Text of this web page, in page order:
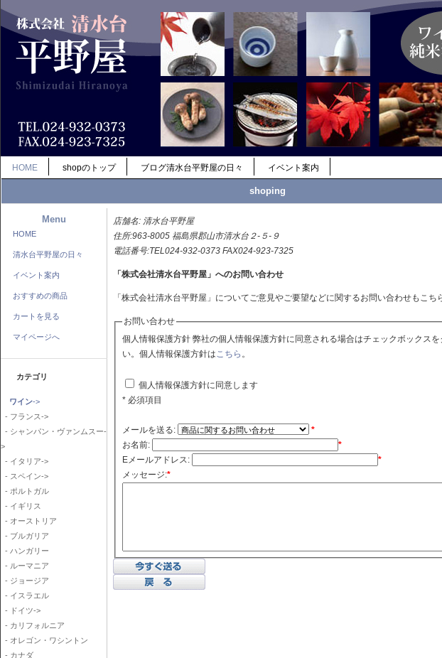
HOME shopのトップ ブログ清水台平野屋の日々 イベント案内
shoping
Menu
HOME
清水台平野屋の日々
イベント案内
おすすめの商品
カートを見る
マイページへ
カテゴリ
ワイン->
- フランス->
- シャンパン・ヴァンムスー-
>
- イタリア->
- スペイン->
- ポルトガル
- イギリス
- オーストリア
- ブルガリア
- ハンガリー
- ルーマニア
- ジョージア
- イスラエル
- ドイツ->
- カリフォルニア
- オレゴン・ワシントン
- カナダ
店舗名: 清水台平野屋
住所:963-8005 福島県郡山市清水台２-５-９
電話番号:TEL024-932-0373 FAX024-923-7325
「株式会社清水台平野屋」へのお問い合わせ
「株式会社清水台平野屋」についてご意見やご要望などに関するお問い合わせもこち
お問い合わせ
個人情報保護方針 弊社の個人情報保護方針に同意される場合はチェックボックスをクリックしてくださ
い。個人情報保護方針はこちら 。
個人情報保護方針に同意します
* 必須項目
メールを送る:
*
お名前:
*
Eメールアドレス:
*
メッセージ:*